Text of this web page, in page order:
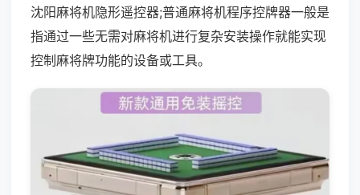
沈阳麻将机隐形遥控器;普通麻将机程序控牌器一般是
指通过一些无需对麻将机进行复杂安装操作就能实现
控制麻将牌功能的设备或工具。